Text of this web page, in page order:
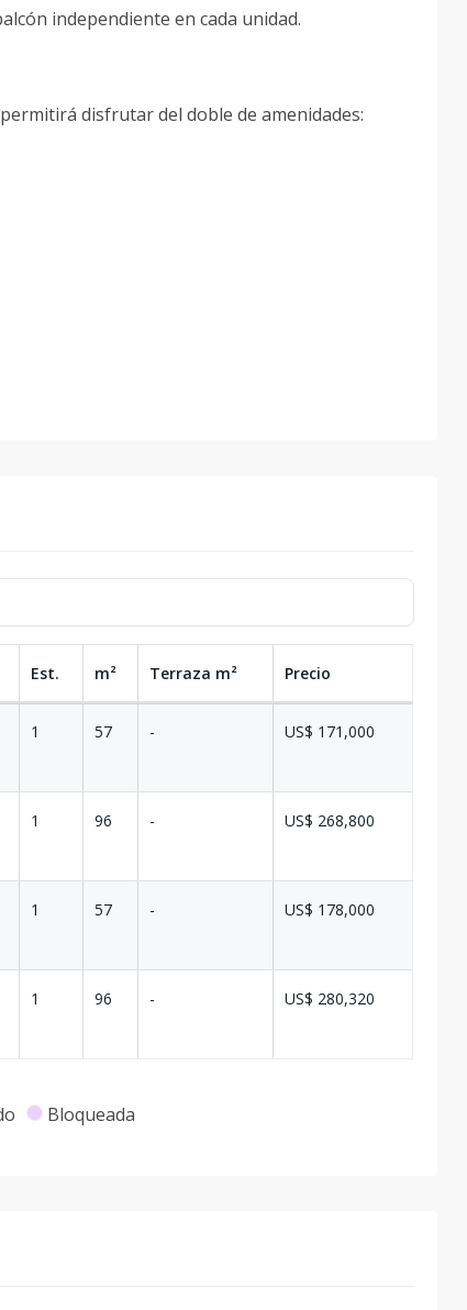
independiente en cada unidad.
disfrutar del doble de amenidades:
Est. m² Terraza m² Precio
1 57 - US$ 171,000
1 96 - US$ 268,800
1 57 - US$ 178,000
1 96 - US$ 280,320
Bloqueada